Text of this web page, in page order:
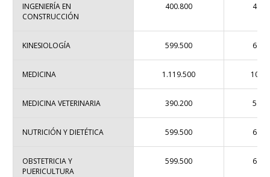
INGENIERÍA EN
CONSTRUCCIÓN
400.800
KINESIOLOGÍA 599.500
MEDICINA 1.119.500
MEDICINA VETERINARIA 390.200
NUTRICIÓN Y DIETÉTICA 599.500
OBSTETRICIA Y
PUERICULTURA
599.500